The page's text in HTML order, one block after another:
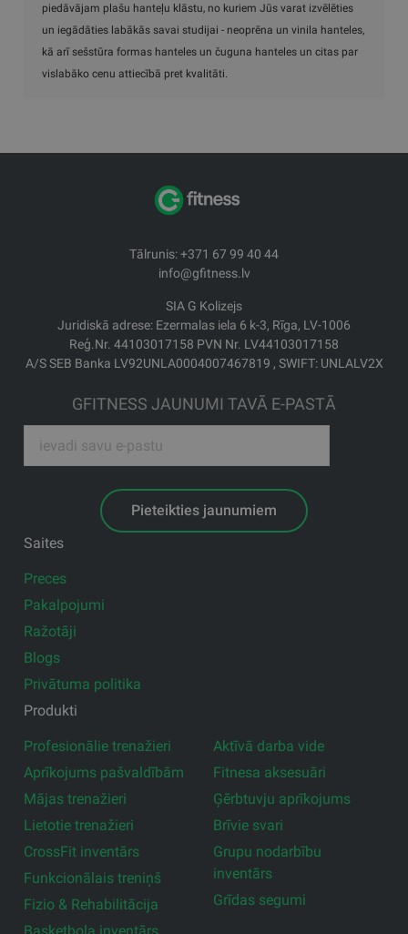
piedāvājam plašu hanteļu klāstu, no kuriem Jūs varat izvēlēties
un iegādāties labākās savai studijai - neoprēna un vinila hanteles,
kā arī sešstūra formas hanteles un čuguna hanteles un citas par
vislabāko cenu attiecībā pret kvalitāti.
Tālrunis: +371 67 99 40 44
info@gfitness.lv
SIA G Kolizejs
Juridiskā adrese: Ezermalas iela 6 k-3, Rīga, LV-1006
Reģ.Nr. 44103017158 PVN Nr. LV44103017158
A/S SEB Banka LV92UNLA0004007467819 , SWIFT: UNLALV2X
GFITNESS JAUNUMI TAVĀ E-PASTĀ
Pieteikties jaunumiem
Saites
Preces
Pakalpojumi
Ražotāji
Blogs
Privātuma politika
Produkti
Profesionālie trenažieri
Aprīkojums pašvaldībām
Mājas trenažieri
Lietotie trenažieri
CrossFit inventārs
Funkcionālais treniņš
Fizio & Rehabilitācija
Aktīvā darba vide
Fitnesa aksesuāri
Ģērbtuvju aprīkojums
Brīvie svari
Grupu nodarbību
inventārs
Grīdas segumi